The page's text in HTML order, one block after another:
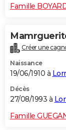
Famille
Créer une
Naissance
19/06/1910 à
Décès
27/08/1993 à
Famille